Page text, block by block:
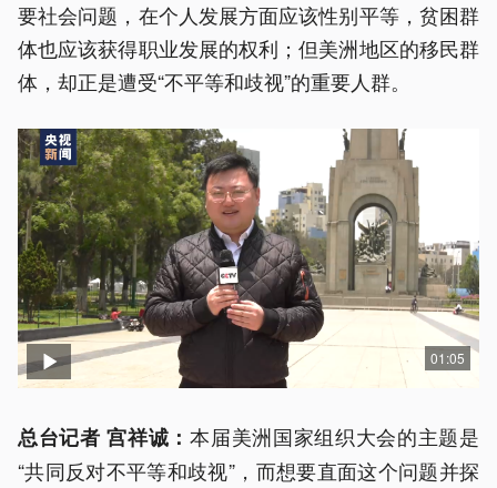
要社会问题，在个人发展方面应该性别平等，贫困群
体也应该获得职业发展的权利；但美洲地区的移民群
体，却正是遭受“不平等和歧视”的重要人群。
01:05
总台记者 宫祥诚：本届美洲国家组织大会的主题是
“共同反对不平等和歧视”，而想要直面这个问题并探